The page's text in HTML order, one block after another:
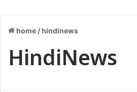
home /hindinews
HindiNews